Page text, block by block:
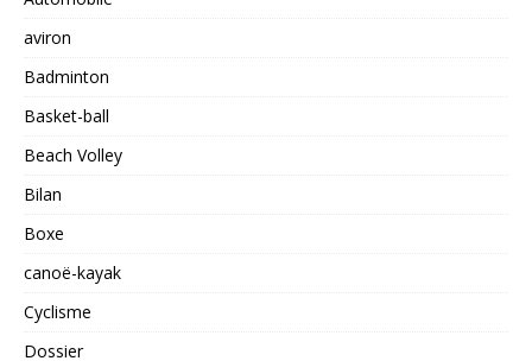
aviron
Badminton
Basket-ball
Beach Volley
Bilan
Boxe
canoë-kayak
Cyclisme
Dossier